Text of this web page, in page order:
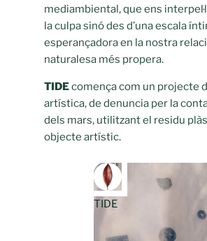
mediambiental, que ens
la culpa sinó des d’una escala
esperançadora en la nostra
naturalesa més propera.
TIDEcomença com un projecte
artística, de denuncia per la
dels mars, utilitzant el residu
objecte artístic.
TIDE